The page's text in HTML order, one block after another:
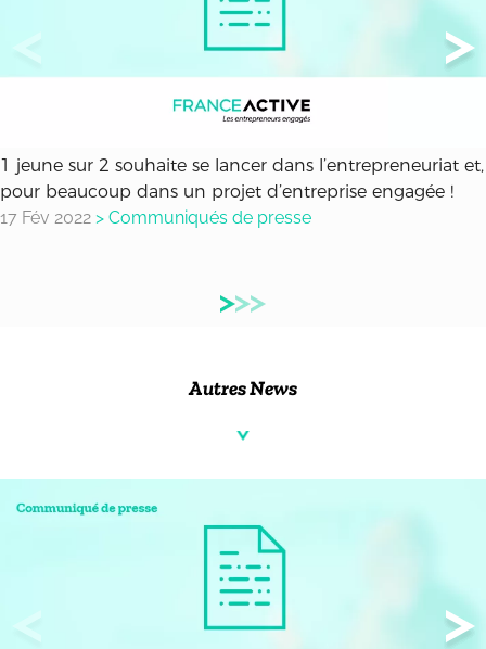
1 jeune sur 2 souhaite se lancer dans l’entrepreneuriat et,
pour beaucoup dans un projet d’entreprise engagée !
17 Fév 2022 > Communiqués de presse
Autres News